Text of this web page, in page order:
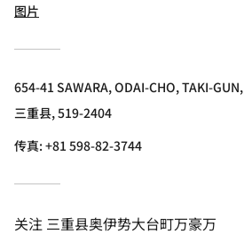
图片
654-41 SAWARA, ODAI-CHO, TAKI-GUN,
三重县, 519-2404
传真:+81 598-82-3744
关注 三重县奥伊势大台町万豪万